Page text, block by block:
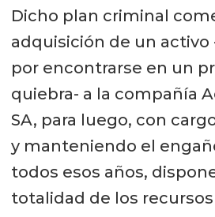
Dicho plan criminal
adquisición de un activo
por encontrarse en un
quiebra- a la compañía
SA, para luego, con
y manteniendo el
todos esos años,
totalidad de los